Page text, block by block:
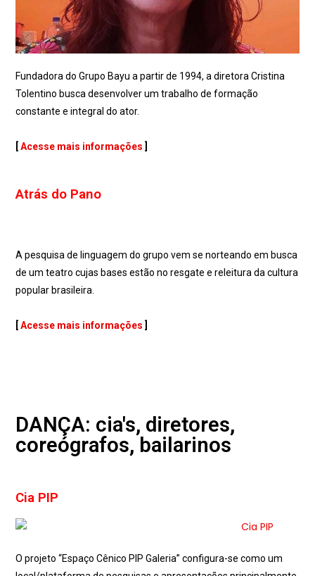
Fundadora do Grupo Bayu a partir de 1994, a diretora Cristina
Tolentino busca desenvolver um trabalho de formação
constante e integral do ator.
Acesse mais informações
Atrás do Pano
A pesquisa de linguagem do grupo vem se norteando em busca
de um teatro cujas bases estão no resgate e releitura da cultura
popular brasileira.
Acesse mais informações
DANÇA: cia's, diretores,
coreógrafos, bailarinos
Cia PIP
O projeto “Espaço Cênico PIP Galeria” configura-se como um